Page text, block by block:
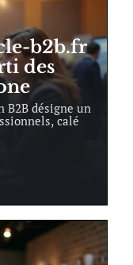
b2b.fr
des
B2B désigne un
calé